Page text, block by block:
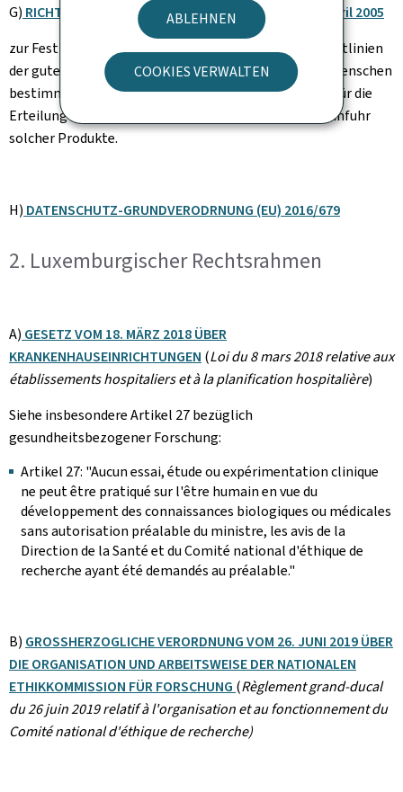
ABLEHNEN
COOKIES VERWALTEN
G) RICHTLINIE 2005/28/EG DER KOMMISSION vom 8. April 2005
zur Festlegung von Grundsätzen und ausführlichen Leitlinien
der guten klinischen Praxis für zur Anwendung beim Menschen
bestimmte Prüfpräparate sowie von Anforderungen für die
Erteilung einer Genehmigung zur Herstellung oder Einfuhr
solcher Produkte.
H) DATENSCHUTZ-GRUNDVERODRNUNG (EU) 2016/679
2. Luxemburgischer Rechtsrahmen
A) GESETZ VOM 18. MÄRZ 2018 ÜBER
KRANKENHAUSEINRICHTUNGEN (Loi du 8 mars 2018 relative aux
établissements hospitaliers et à la planification hospitalière)
Siehe insbesondere Artikel 27 bezüglich
gesundheitsbezogener Forschung:
Artikel 27: "Aucun essai, étude ou expérimentation clinique
ne peut être pratiqué sur l'être humain en vue du
développement des connaissances biologiques ou médicales
sans autorisation préalable du ministre, les avis de la
Direction de la Santé et du Comité national d'éthique de
recherche ayant été demandés au préalable."
B) GROSSHERZOGLICHE VERORDNUNG VOM 26. JUNI 2019 ÜBER
DIE ORGANISATION UND ARBEITSWEISE DER NATIONALEN
ETHIKKOMMISSION FÜR FORSCHUNG (Règlement grand-ducal
du 26 juin 2019 relatif à l'organisation et au fonctionnement du
Comité national d'éthique de recherche)